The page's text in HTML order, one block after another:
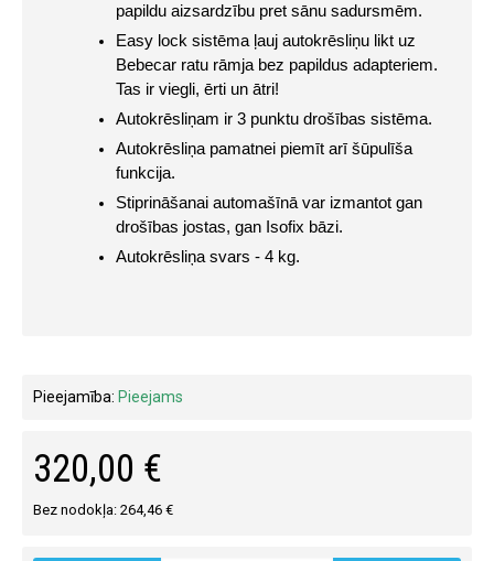
papildu aizsardzību pret sānu sadursmēm.
Easy lock sistēma ļauj autokrēsliņu likt uz
Bebecar ratu rāmja bez papildus adapteriem.
Tas ir viegli, ērti un ātri!
Autokrēsliņam ir 3 punktu drošības sistēma.
Autokrēsliņa pamatnei piemīt arī šūpulīša
funkcija.
Stiprināšanai automašīnā var izmantot gan
drošības jostas, gan Isofix bāzi.
Autokrēsliņa svars - 4 kg.
Pieejamība: Pieejams
320,00 €
Bez nodokļa: 264,46 €